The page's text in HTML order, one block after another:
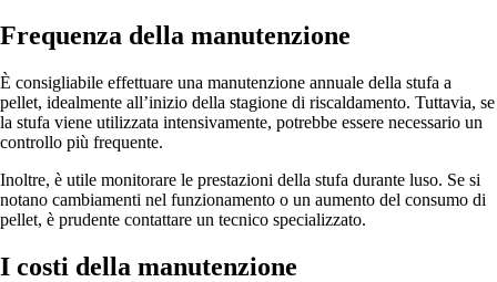
Frequenza della manutenzione
È consigliabile effettuare una manutenzione annuale della stufa a
pellet, idealmente all’inizio della stagione di riscaldamento. Tuttavia, se
la stufa viene utilizzata intensivamente, potrebbe essere necessario un
controllo più frequente.
Inoltre, è utile monitorare le prestazioni della stufa durante luso. Se si
notano cambiamenti nel funzionamento o un aumento del consumo di
pellet, è prudente contattare un tecnico specializzato.
I costi della manutenzione